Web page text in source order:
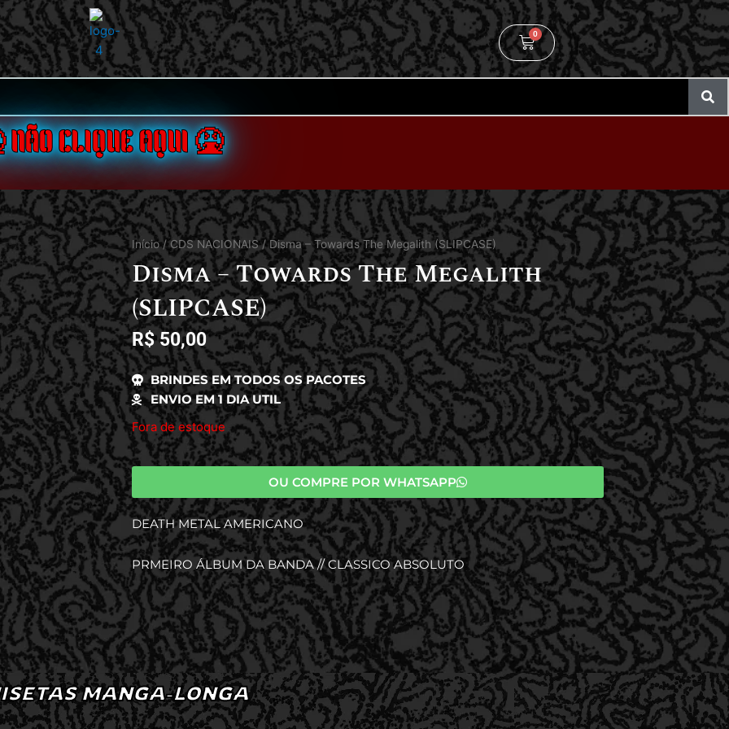
0
CLIQUE AQUI 🤮
Início/CDS NACIONAIS/ Disma – Towards The Megalith (SLIPCASE)
Disma – Towards The Megalith
(SLIPCASE)
R$50,00
BRINDES EM TODOS OS PACOTES
ENVIO EM 1 DIA UTIL
Fora de estoque
OU COMPRE POR WHATSAPP
DEATH METAL AMERICANO
PRMEIRO ÁLBUM DA BANDA // CLASSICO ABSOLUTO
MANGA-LONGA